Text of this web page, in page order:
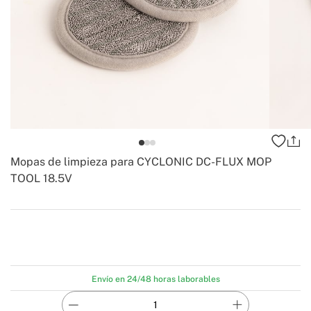
Mopas de limpieza para CYCLONIC DC-FLUX MOP
TOOL 18.5V
Create
Envío en 24/48 horas laborables